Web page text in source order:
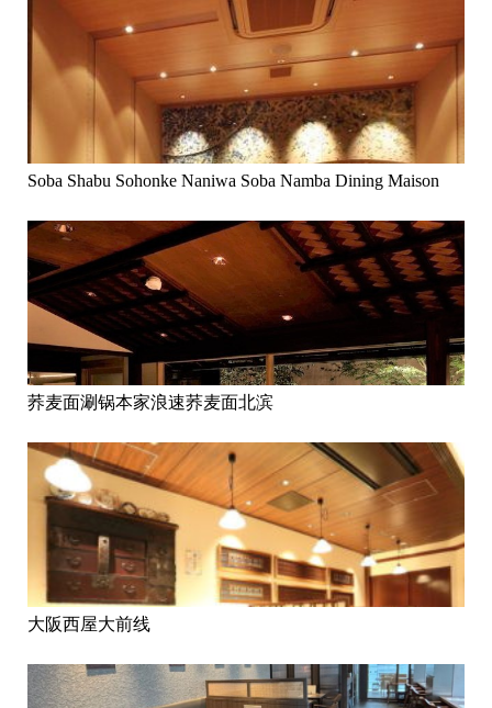
Soba Shabu Sohonke Naniwa Soba Namba Dining Maison
荞麦面涮锅本家浪速荞麦面北滨
大阪西屋大前线